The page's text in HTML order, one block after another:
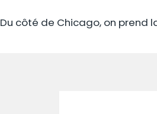
Du côté de Chicago, on prend